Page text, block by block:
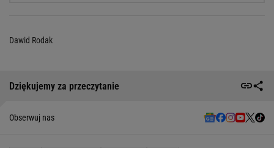
Dawid Rodak
Dziękujemy za przeczytanie
Obserwuj nas